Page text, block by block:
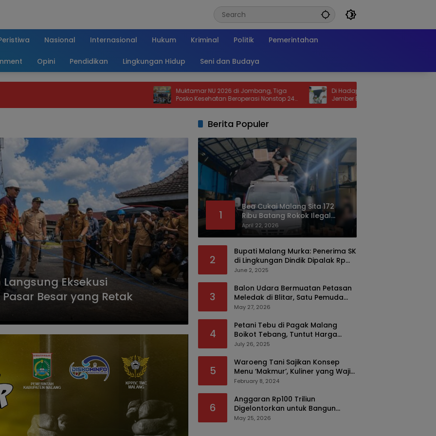
Nasional Internasional Hukum Kriminal Politik Pemerintahan
Opini Pendidikan Lingkungan Hidup Seni dan Budaya
Muktamar NU 2026 di Jombang, Tiga
Posko Kesehatan Beroperasi Nonstop 24
Jam
Di Hadapan Puluhan Ribu Jamaah
Jember Bersholawat, Bupati Fawait
Sosialisasikan Beasiswa untuk Santri
Eksekusi
Besar yang Retak
Berita Populer
1
Bea Cukai Malang Sita 172
Ribu Batang Rokok Ilegal
Bermodus Kemasan Sabun
April 22, 2026
2
Bupati Malang Murka: Penerima SK
di Lingkungan Dindik Dipalak Rp
150 Ribu Pakai Modus Tumpengan,
June 2, 2025
3
Balon Udara Bermuatan Petasan
Meledak di Blitar, Satu Pemuda
Tewas dan Dua Anak Luka Serius
May 27, 2026
4
Petani Tebu di Pagak Malang
Boikot Tebang, Tuntut Harga
yang Layak
July 26, 2025
5
Waroeng Tani Sajikan Konsep
Menu ‘Makmur’, Kuliner yang Wajib
Dikunjungi di Malang
February 8, 2024
6
Anggaran Rp100 Triliun
Digelontorkan untuk Bangun
Kembali Sumatra, Hunian Korban
May 25, 2026